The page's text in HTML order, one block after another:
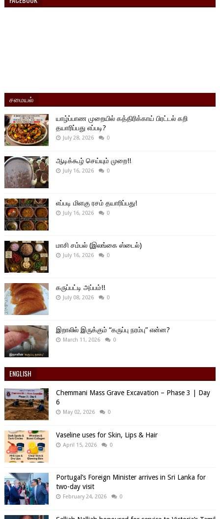
சமையல்
யாழ்ப்பாண முறையில் கத்திரிக்காய் பிரட்டல் கறி
தயாரிப்பது எப்படி?
July 28, 2026 0
ஆடிக்கூழ் செய்யும் முறை!!
July 16, 2026 0
எப்படி மிளகு ரசம் தயாரிப்பது!
July 16, 2026 0
மாசி சம்பல் (இலங்கை ஸ்டைல்)
July 16, 2026 0
கருப்பட்டி அப்பம்!!
July 08, 2026 0
இறாலில் இருக்கும் “கருப்பு நரம்பு” என்ன?
March 11, 2026 0
ENGLISH
Chemmani Mass Grave Excavation – Phase 3 | Day
6
May 02, 2026 0
Vaseline uses for Skin, Lips & Hair
April 15, 2026 0
Portugal’s Foreign Minister arrives in Sri Lanka for
two-day visit
February 24, 2026 0